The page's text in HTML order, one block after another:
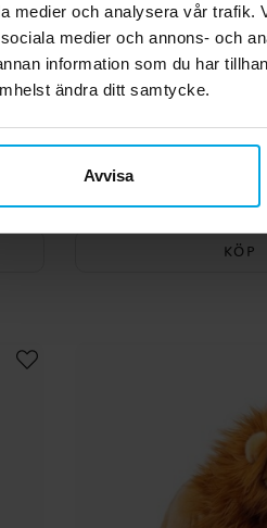
medier och analysera vår trafik.
medier och annons- och
information som du har
ändra ditt samtycke.
Avvisa
-
Animigos World
Pris:
149,00
KÖP